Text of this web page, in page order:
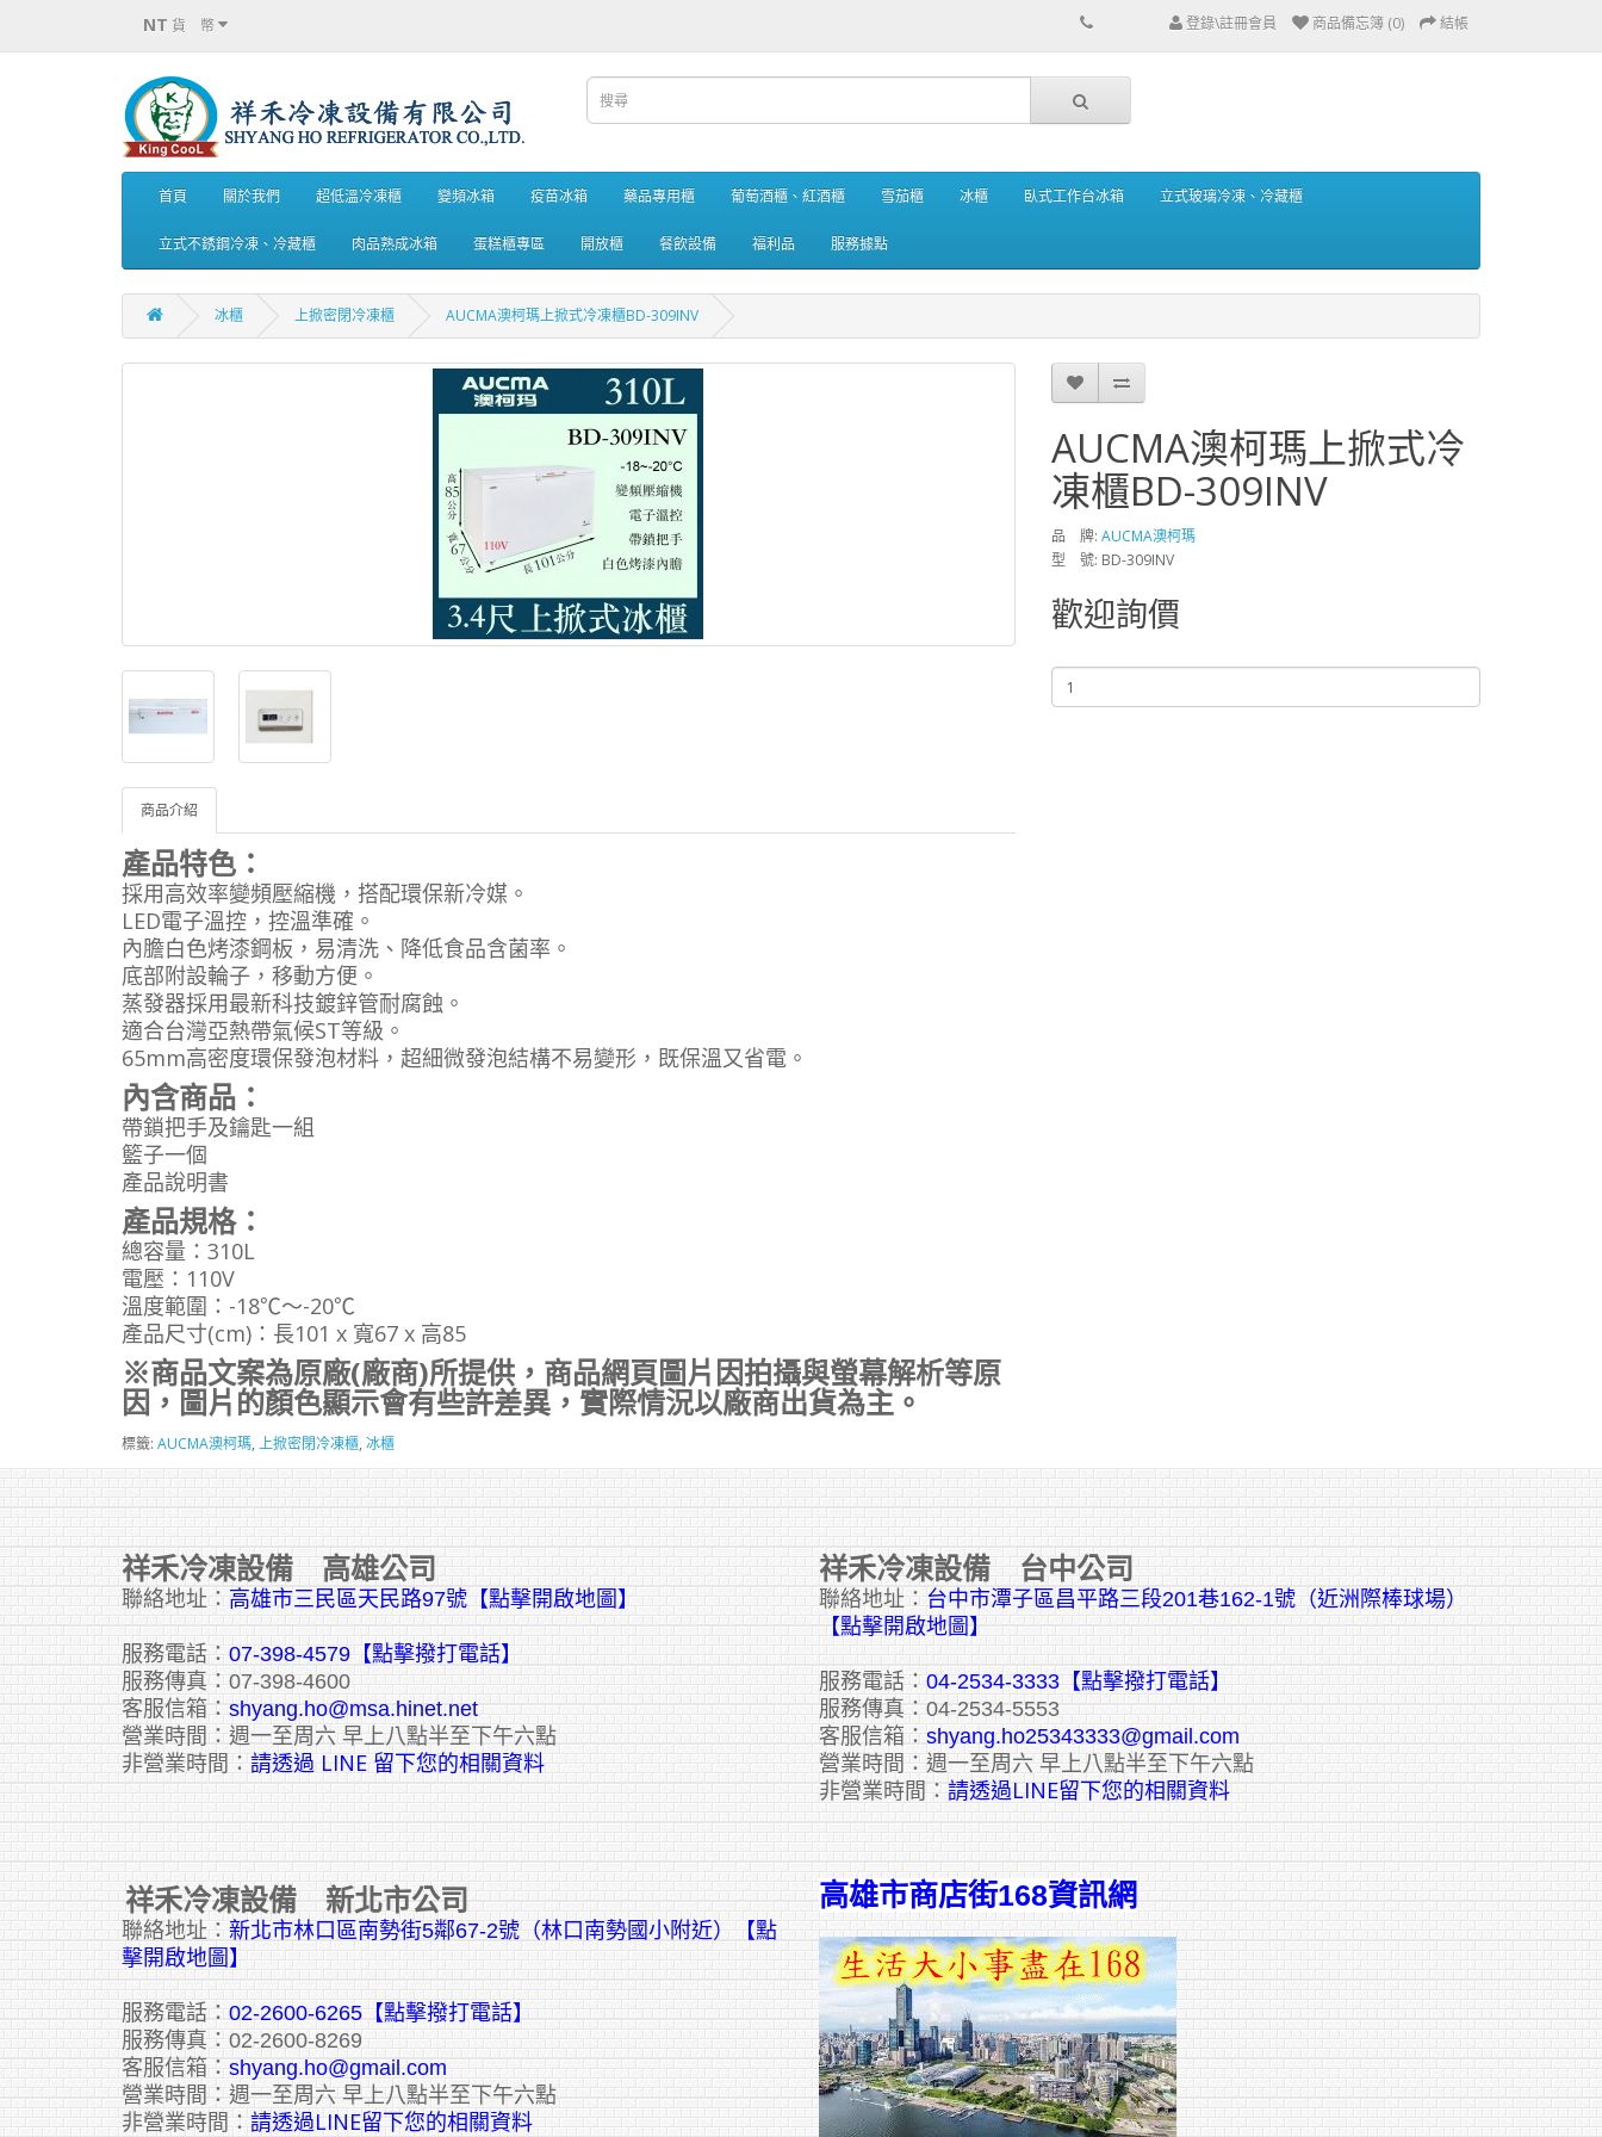
NT 貨 幣 登錄\註冊會員 商品備忘簿 (0) 結帳
首頁 關於我們 超低溫冷凍櫃 變頻冰箱 疫苗冰箱 藥品專用櫃 葡萄酒櫃、紅酒櫃 雪茄櫃 冰櫃 臥式工作台冰箱 立式玻璃冷凍、冷藏櫃
立式不銹鋼冷凍、冷藏櫃 肉品熟成冰箱 蛋糕櫃專區 開放櫃 餐飲設備 福利品 服務據點
冰櫃 上掀密閉冷凍櫃 AUCMA澳柯瑪上掀式冷凍櫃BD-309INV
商品介紹
產品特色：
採用高效率變頻壓縮機，搭配環保新冷媒。
LED電子溫控，控溫準確。
內膽白色烤漆鋼板，易清洗、降低食品含菌率。
底部附設輪子，移動方便。
蒸發器採用最新科技鍍鋅管耐腐蝕。
適合台灣亞熱帶氣候ST等級。
65mm高密度環保發泡材料，超細微發泡結構不易變形，既保溫又省電。
內含商品：
帶鎖把手及鑰匙一組
籃子一個
產品說明書
產品規格：
總容量：310L
電壓：110V
溫度範圍：-18℃～-20℃
產品尺寸(cm)：長101 x 寬67 x 高85
※商品文案為原廠(廠商)所提供，商品網頁圖片因拍攝與螢幕解析等原
因，圖片的顏色顯示會有些許差異，實際情況以廠商出貨為主。
AUCMA澳柯瑪上掀式冷
凍櫃BD-309INV
品 牌: AUCMA澳柯瑪
型 號: BD-309INV
歡迎詢價
標籤: AUCMA澳柯瑪, 上掀密閉冷凍櫃, 冰櫃
祥禾冷凍設備 高雄公司
聯絡地址： 高雄市三民區天民路97號【點擊開啟地圖】
服務電話： 07-398-4579【點擊撥打電話】
服務傳真：07-398-4600
客服信箱： shyang.ho@msa.hinet.net
營業時間：週一至周六 早上八點半至下午六點
非營業時間： 請透過 LINE 留下您的相關資料
祥禾冷凍設備 台中公司
聯絡地址： 台中市潭子區昌平路三段201巷162-1號（近洲際棒球場）
【點擊開啟地圖】
服務電話： 04-2534-3333 【點擊撥打電話】
服務傳真：04-2534-5553
客服信箱： shyang.ho25343333@gmail.com
營業時間：週一至周六 早上八點半至下午六點
非營業時間： 請透過LINE留下您的相關資料
祥禾冷凍設備 新北市公司
聯絡地址： 新北市林口區南勢街5鄰67-2號（林口南勢國小附近）【點
擊開啟地圖】
服務電話： 02-2600-6265 【點擊撥打電話】
服務傳真：02-2600-8269
客服信箱： shyang.ho@gmail.com
營業時間：週一至周六 早上八點半至下午六點
非營業時間： 請透過LINE留下您的相關資料
高雄市商店街168資訊網